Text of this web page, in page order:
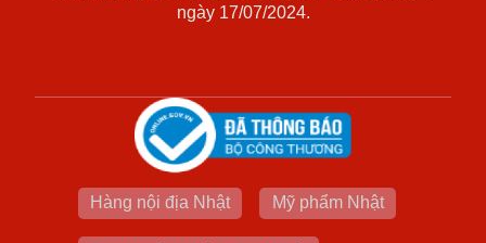
ngày 17/07/2024.
Hàng nội địa Nhật Mỹ phẩm Nhật